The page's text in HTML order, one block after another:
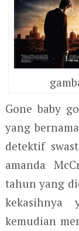
Gone baby
yang
detektif
amanda
tahun yang
kekasihnya
kemudian